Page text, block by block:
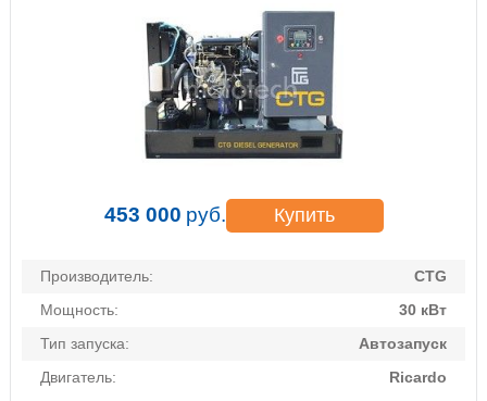
453 000 руб. Купить
Производитель:
CTG
Мощность:
30 кВт
Тип запуска:
Автозапуск
Двигатель:
Ricardo